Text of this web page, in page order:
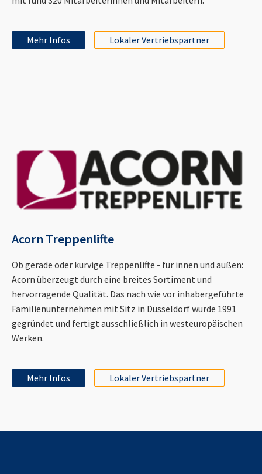
Mehr Infos Lokaler Vertriebspartner
Acorn Treppenlifte
Ob gerade oder kurvige Treppenlifte - für innen und außen:
Acorn überzeugt durch eine breites Sortiment und
hervorragende Qualität. Das nach wie vor inhabergeführte
Familienunternehmen mit Sitz in Düsseldorf wurde 1991
gegründet und fertigt ausschließlich in westeuropäischen
Werken.
Mehr Infos Lokaler Vertriebspartner